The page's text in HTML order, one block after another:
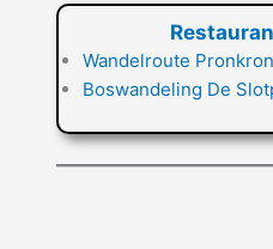
Wandelroute
Boswandeling De